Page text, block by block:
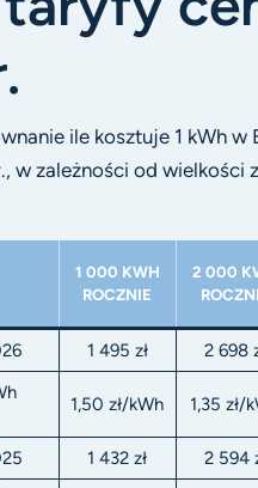
ile kosztuje 1 kWh
w zależności od wielkości
1 000 KWH
ROCZNIE
2 000
1 495 zł
2 698
1,50 zł/kWh 1,35 zł/
1 432 zł
2 594